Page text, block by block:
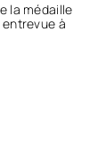
la médaille
à